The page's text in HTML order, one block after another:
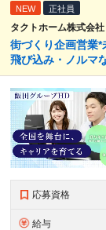
NEW 正社員
タクトホーム株式会
街づくり企画営業
飛び込み・ノルマ
応募資格
給与